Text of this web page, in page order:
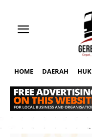
HOME DAERAH
-